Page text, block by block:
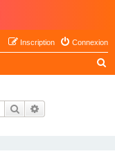
Connexion
Inscription
Rechercher